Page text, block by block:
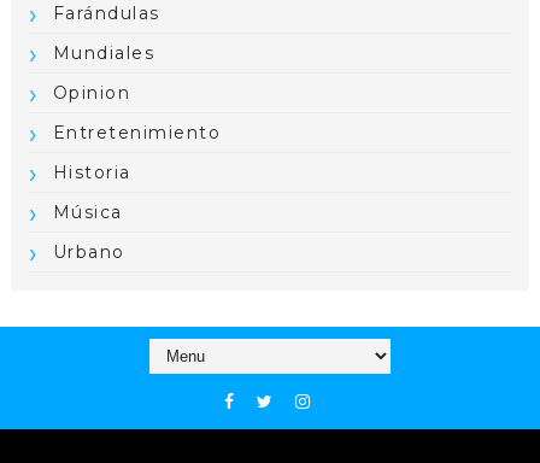
Farándulas
Mundiales
Opinion
Entretenimiento
Historia
Música
Urbano